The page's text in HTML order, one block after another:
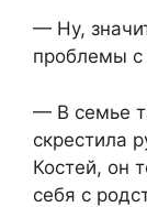
— Ну,
проблемы с
— В семье
скрестила
Костей, он
себя с